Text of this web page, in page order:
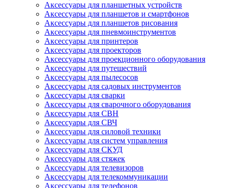
Аксессуары для планшетных устройств
Аксессуары для планшетов и смартфонов
Аксессуары для планшетов рисования
Аксессуары для пневмоинструментов
Аксессуары для принтеров
Аксессуары для проекторов
Аксессуары для проекционного оборудования
Аксессуары для путешествий
Аксессуары для пылесосов
Аксессуары для садовых инструментов
Аксессуары для сварки
Аксессуары для сварочного оборудования
Аксессуары для СВН
Аксессуары для СВЧ
Аксессуары для силовой техники
Аксессуары для систем управления
Аксессуары для СКУД
Аксессуары для стяжек
Аксессуары для телевизоров
Аксессуары для телекоммуникации
Аксессуары для телефонов